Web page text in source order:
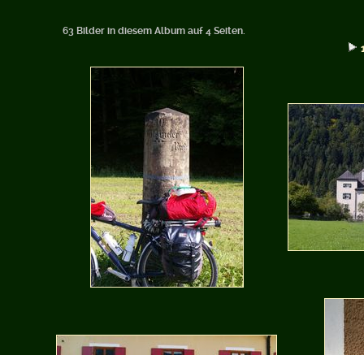
63 Bilder in diesem Album auf 4 Seiten.